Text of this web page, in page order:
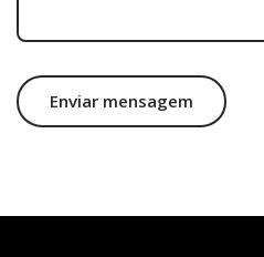
Enviar mensagem